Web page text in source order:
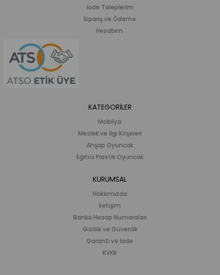
İade Taleplerim
Sipariş ve Ödeme
Hesabım
KATEGORİLER
Mobilya
Meslek ve İlgi Köşeleri
Ahşap Oyuncak
Eğitici Plastik Oyuncak
KURUMSAL
Hakkımızda
İletişim
Banka Hesap Numaraları
Gizlilik ve Güvenlik
Garanti ve İade
KVKK